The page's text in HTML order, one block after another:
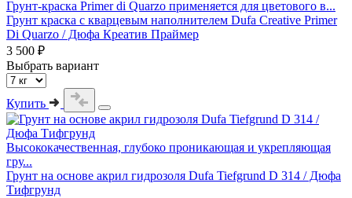
Грунт-краска Primer di Quarzo применяется для цветового в...
Грунт краска с кварцевым наполнителем Dufa Creative Primer
Di Quarzo / Дюфа Креатив Праймер
3 500 ₽
Выбрать вариант
Купить
Высококачественная, глубоко проникающая и укрепляющая
гру...
Грунт на основе акрил гидрозоля Dufa Tiefgrund D 314 / Дюфа
Тифгрунд